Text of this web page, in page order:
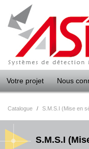
Votre projet Nous
Catalogue / S.M.S.I (Mise en
S.M.S.I
Panneau de gestion des